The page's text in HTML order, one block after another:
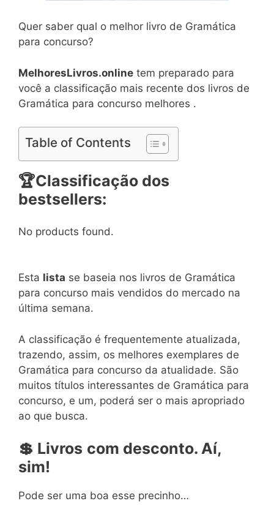
Quer saber qual o melhor livro de Gramática
para concurso?
MelhoresLivros.online tem preparado para
você a classificação mais recente dos livros de
Gramática para concurso melhores .
Table of Contents
🏆Classificação dos
bestsellers:
No products found.
Esta lista se baseia nos livros de Gramática
para concurso mais vendidos do mercado na
última semana.
A classificação é frequentemente atualizada,
trazendo, assim, os melhores exemplares de
Gramática para concurso da atualidade. São
muitos títulos interessantes de Gramática para
concurso, e um, poderá ser o mais apropriado
ao que busca.
💲 Livros com desconto. Aí,
sim!
Pode ser uma boa esse precinho…